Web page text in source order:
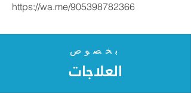
https://wa.me/905398782366
بخصوص
العلاجات